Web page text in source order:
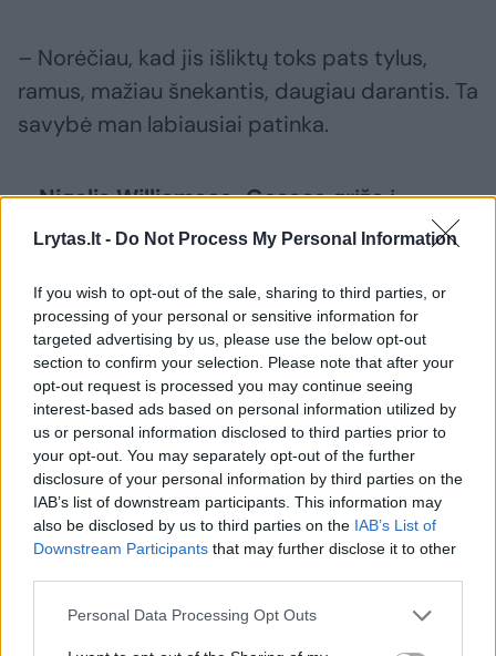
Lrytas.lt - Do Not Process My Personal Information
If you wish to opt-out of the sale, sharing to third parties, or
processing of your personal or sensitive information for
targeted advertising by us, please use the below opt-out
section to confirm your selection. Please note that after your
opt-out request is processed you may continue seeing
interest-based ads based on personal information utilized by
us or personal information disclosed to third parties prior to
your opt-out. You may separately opt-out of the further
disclosure of your personal information by third parties on the
IAB’s list of downstream participants. This information may
also be disclosed by us to third parties on the IAB’s List of
Downstream Participants that may further disclose it to other
Personal Data Processing Opt Outs
– Norėčiau, kad jis išliktų toks pats tylus,
ramus, mažiau šnekantis, daugiau darantis. Ta
savybė man labiausiai patinka.
– Nigelis Williamsas-Gossas grįžo į
rikiuotę. Skaičiais gal nebuvo įspūdingas
prideda ramybės komandai?
– Būtent. Jo net buvimas šalia padeda
komandai, dėl to jį visur ir vežamės.
Jaunesniems žaidėjams tai tikrai padeda.
Manau, jog ir S.Francisco tobulėja, kuomet jis
būna šalia Nigelio. Tikrai smagu turėti tokį
žaidėją, kuris panašiai mąsto kaip treneris ir